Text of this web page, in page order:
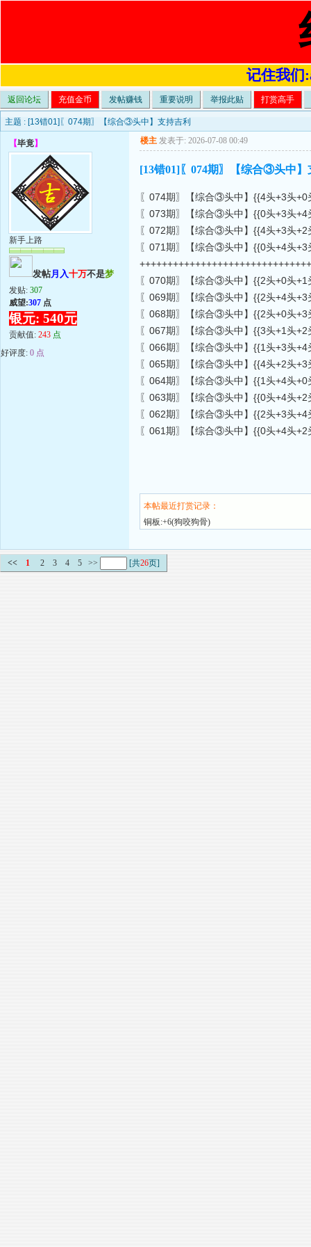
记住我们
返回论坛 充值金币 发帖赚钱 重要说明 举报此贴 打赏高手
主题 : [13错01]〖074期〗【综合③头中】支持吉利
【毕竟】
新手上路
发帖月入十万不是梦
发贴: 307
威望:307 点
银元: 540元
贡献值: 243 点
好评度: 0 点
楼主 发表于: 2026-07-08 00:49
[13错01]〖074期〗【综合③头中】
〖074期〗【综合③头中】{{4头+3头+0
〖073期〗【综合③头中】{{0头+3头+4
〖072期〗【综合③头中】{{4头+3头+2
〖071期〗【综合③头中】{{0头+4头+3
〖070期〗【综合③头中】{{2头+0头+1
〖069期〗【综合③头中】{{2头+4头+3
〖068期〗【综合③头中】{{2头+0头+3
〖067期〗【综合③头中】{{3头+1头+2
〖066期〗【综合③头中】{{1头+3头+4
〖065期〗【综合③头中】{{4头+2头+3
〖064期〗【综合③头中】{{1头+4头+0
〖063期〗【综合③头中】{{0头+4头+2
〖062期〗【综合③头中】{{2头+3头+4
〖061期〗【综合③头中】{{0头+4头+2
本帖最近打赏记录：
铜板:+6(狗咬狗骨)
<< 1 2 3 4 5 >> [共26页]